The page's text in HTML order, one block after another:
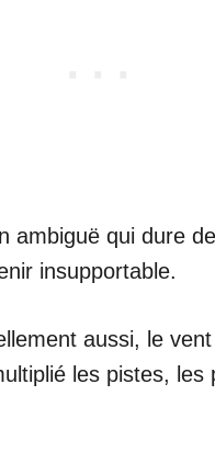
ambiguë qui dure
insupportable.
aussi, le
les pistes, les